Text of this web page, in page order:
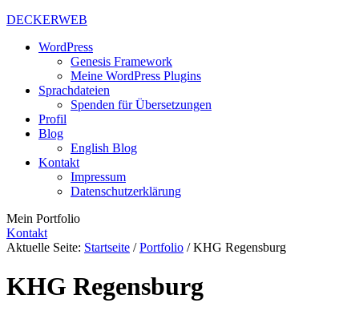
DECKERWEB
WordPress
Genesis Framework
Meine WordPress Plugins
Sprachdateien
Spenden für Übersetzungen
Profil
Blog
English Blog
Kontakt
Impressum
Datenschutzerklärung
Mein Portfolio
Kontakt
Aktuelle Seite: Startseite / Portfolio /KHG Regensburg
KHG Regensburg